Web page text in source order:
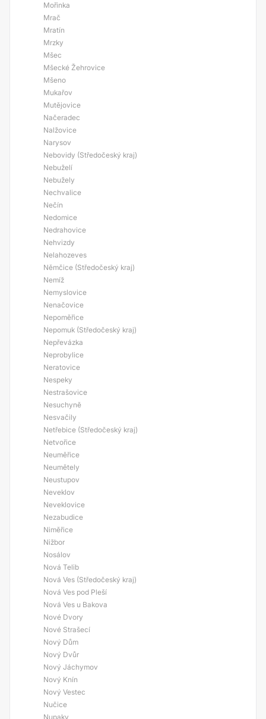
Mořinka
Mrač
Mratín
Mrzky
Mšec
Mšecké Žehrovice
Mšeno
Mukařov
Mutějovice
Načeradec
Nalžovice
Narysov
Nebovidy (Středočeský kraj)
Nebuželí
Nebužely
Nechvalice
Nečín
Nedomice
Nedrahovice
Nehvizdy
Nelahozeves
Němčice (Středočeský kraj)
Nemíž
Nemyslovice
Nenačovice
Nepoměřice
Nepomuk (Středočeský kraj)
Nepřevázka
Neprobylice
Neratovice
Nespeky
Nestrašovice
Nesuchyně
Nesvačily
Netřebice (Středočeský kraj)
Netvořice
Neuměřice
Neumětely
Neustupov
Neveklov
Neveklovice
Nezabudice
Niměřice
Nižbor
Nosálov
Nová Telib
Nová Ves (Středočeský kraj)
Nová Ves pod Pleší
Nová Ves u Bakova
Nové Dvory
Nové Strašecí
Nový Dům
Nový Dvůr
Nový Jáchymov
Nový Knín
Nový Vestec
Nučice
Nupaky